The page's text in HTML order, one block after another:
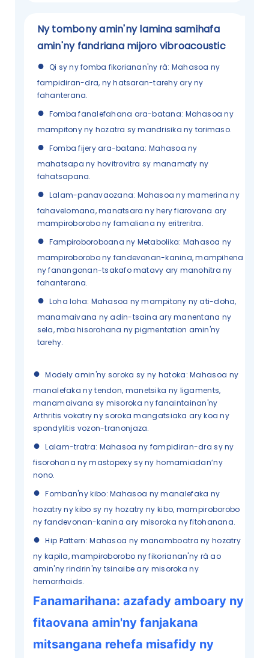
Ny tombony amin'ny lamina samihafa
amin'ny fandriana mijoro vibroacoustic
● Qi sy ny fomba fikorianan'ny rà: Mahasoa ny
fampidiran-dra, ny hatsaran-tarehy ary ny
fahanterana.
● Fomba fanalefahana ara-batana: Mahasoa ny
mampitony ny hozatra sy mandrisika ny torimaso.
● Fomba fijery ara-batana:Mahasoa ny
mahatsapa ny hovitrovitra sy manamafy ny
fahatsapana.
● Lalam-panavaozana: Mahasoa ny mamerina ny
fahavelomana, manatsara ny hery fiarovana ary
mampiroborobo ny famaliana ny eritreritra.
● Fampiroboroboana ny Metabolika: Mahasoa ny
mampiroborobo ny fandevonan-kanina, mampihena
ny fanangonan-tsakafo matavy ary manohitra ny
fahanterana.
● Loha loha: Mahasoa ny mampitony ny ati-doha,
manamaivana ny adin-tsaina ary manentana ny
sela, mba hisorohana ny pigmentation amin'ny
tarehy.
● Modely amin'ny soroka sy ny hatoka: Mahasoa ny
manalefaka ny tendon, manetsika ny ligaments,
manamaivana sy misoroka ny fanaintainan'ny
Arthritis vokatry ny soroka mangatsiaka ary koa ny
spondylitis vozon-tranonjaza.
● Lalam-tratra: Mahasoa ny fampidiran-dra sy ny
fisorohana ny mastopexy sy ny homamiadan’ny
nono.
● Fomban'ny kibo: Mahasoa ny manalefaka ny
hozatry ny kibo sy ny hozatry ny kibo, mampiroborobo
ny fandevonan-kanina ary misoroka ny fitohanana.
● Hip Pattern: Mahasoa ny manamboatra ny hozatry
ny kapila, mampiroborobo ny fikorianan'ny rà ao
amin'ny rindrin'ny tsinaibe ary misoroka ny
hemorrhoids.
Fanamarihana: azafady amboary ny
fitaovana amin'ny fanjakana
mitsangana rehefa misafidy ny